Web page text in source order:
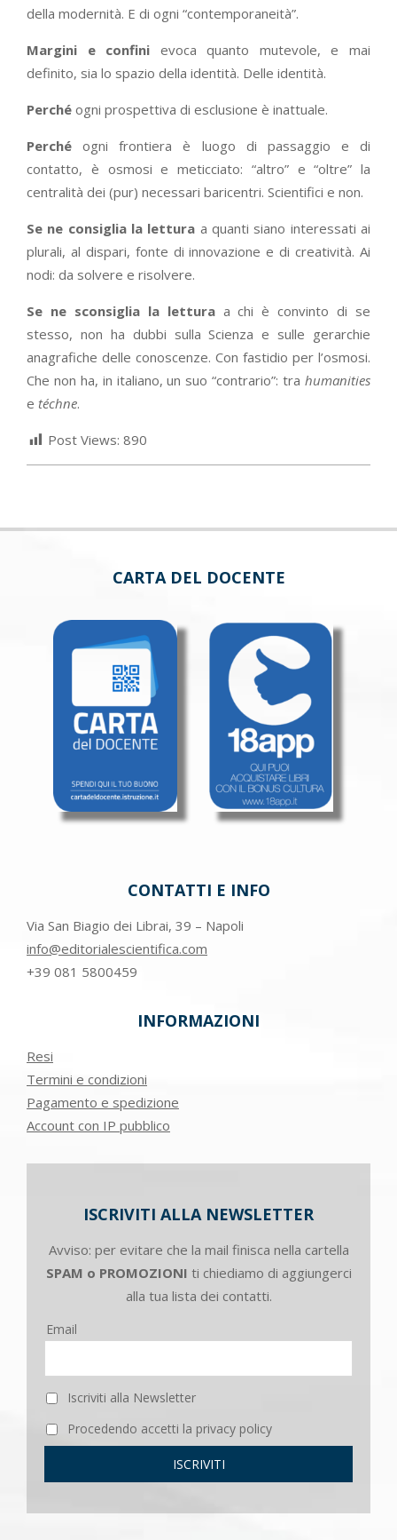
della modernità. E di ogni “contemporaneità”.
Margini e confini evoca quanto mutevole, e mai
definito, sia lo spazio della identità. Delle identità.
Perché ogni prospettiva di esclusione è inattuale.
Perché ogni frontiera è luogo di passaggio e di
contatto, è osmosi e meticciato: “altro” e “oltre” la
centralità dei (pur) necessari baricentri. Scientifici e non.
Se ne consiglia la lettura a quanti siano interessati ai
plurali, al dispari, fonte di innovazione e di creatività. Ai
nodi: da solvere e risolvere.
Se ne sconsiglia la letturaa chi è convinto di se
stesso, non ha dubbi sulla Scienza e sulle gerarchie
anagrafiche delle conoscenze. Con fastidio per l’osmosi.
Che non ha, in italiano, un suo “contrario”: tra humanities
e téchne.
Post Views: 890
CARTA DEL DOCENTE
CONTATTI E INFO
Via San Biagio dei Librai, 39 – Napoli
info@editorialescientifica.com
+39 081 5800459
INFORMAZIONI
Resi
Termini e condizioni
Pagamento e spedizione
Account con IP pubblico
ISCRIVITI ALLA NEWSLETTER
Avviso: per evitare che la mail finisca nella cartella
SPAM o PROMOZIONI ti chiediamo di aggiungerci
alla tua lista dei contatti.
Email
Iscriviti alla Newsletter
Procedendo accetti la privacy policy